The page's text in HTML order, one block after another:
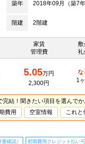
築年 2018年09月（築7年
階建 2階建
家賃
管理費
敷
礼
5.05万円
2,300円
な
1
完結！聞きたい項目を選んでか
費用
空室情報 これと
確認） 初期費用クレジット払い